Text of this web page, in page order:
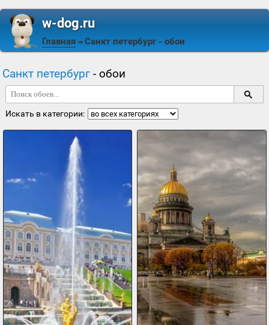
w-dog.ru
Главная ⇒ Санкт петербург- обои
Санкт петербург - обои
Искать в категории: